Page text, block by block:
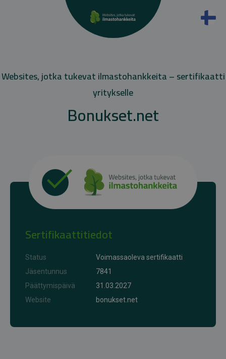
Websites, jotka tukevat ilmastohankkeita – sertifikaatti
yritykselle
Bonukset.net
Sertifikaattitiedot
Status
Voimassaoleva sertifikaatti
Jäsentunnus
7841
Päättymispäivä
31.03.2027
Website
bonukset.net